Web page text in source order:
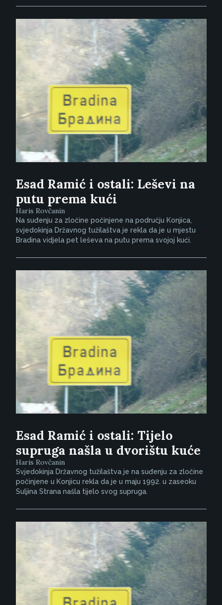
Esad Ramić i ostali: Leševi na
putu prema kući
Haris Rovčanin
Na suđenju za zločine počinjene na području Konjica,
svjedokinja Državnog tužilaštva je rekla da je u mjestu
Bradina vidjela pet leševa na putu prema svojoj kući.
Esad Ramić i ostali: Tijelo
supruga našla u dvorištu kuće
Haris Rovčanin
Svjedokinja Državnog tužilaštva je na suđenju za zločine
počinjene u Konjicu rekla da je u maju 1992. u zaseoku
Suljina Strana našla tijelo svog supruga.